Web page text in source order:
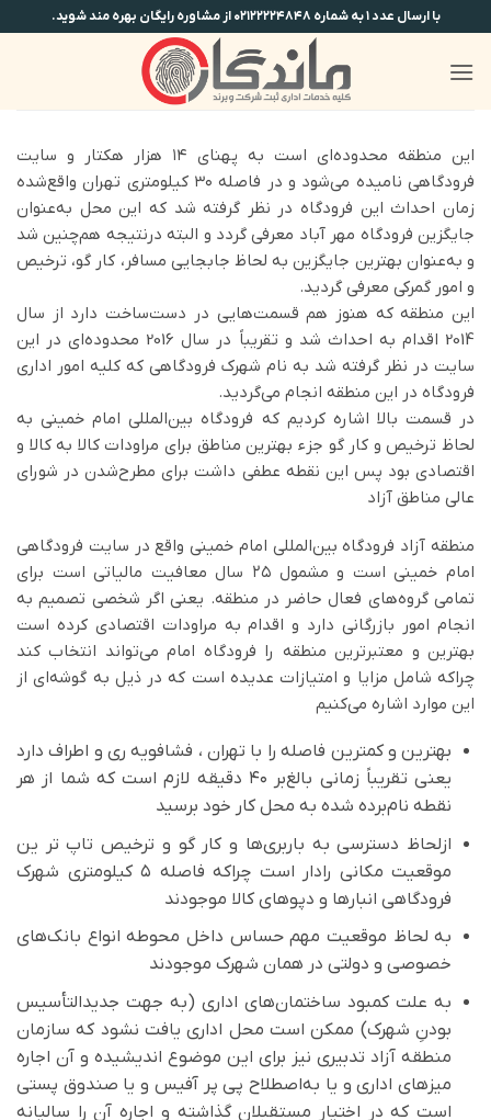
to
content
با ارسال عدد ۱ به شماره ۰۲۱۲۲۲۲۴۸۴۸ از مشاوره رایگان بهره مند شوید.
این منطقه محدوده‌ای است به پهنای ۱۴ هزار هکتار و سایت
فرودگاهی نامیده می‌شود و در فاصله ۳۰ کیلومتری تهران واقع‌شده
زمان احداث این فرودگاه در نظر گرفته شد که این محل به‌عنوان
جایگزین فرودگاه مهر آباد معرفی گردد و البته درنتیجه هم‌چنین شد
و به‌عنوان بهترین جایگزین به لحاظ جابجایی مسافر، کار گو، ترخیص
و امور گمرکی معرفی گردید.
این منطقه که هنوز هم قسمت‌هایی در دست‌ساخت دارد از سال
2014 اقدام به احداث شد و تقریباً در سال 2016 محدوده‌ای در این
سایت در نظر گرفته شد به نام شهرک فرودگاهی که کلیه امور اداری
فرودگاه در این منطقه انجام می‌گردید.
در قسمت بالا اشاره کردیم که فرودگاه بین‌المللی امام خمینی به
لحاظ ترخیص و کار گو جزء بهترین مناطق برای مراودات کالا به کالا و
اقتصادی بود پس این نقطه عطفی داشت برای مطرح‌شدن در شورای
عالی مناطق آزاد
منطقه آزاد فرودگاه بین‌المللی امام خمینی واقع در سایت فرودگاهی
امام خمینی است و مشمول ۲۵ سال معافیت مالیاتی است برای
تمامی گروه‌های فعال حاضر در منطقه. یعنی اگر شخصی تصمیم به
انجام امور بازرگانی دارد و اقدام به مراودات اقتصادی کرده است
بهترین و معتبرترین منطقه را فرودگاه امام می‌تواند انتخاب کند
چراکه شامل مزایا و امتیازات عدیده است که در ذیل به گوشه‌ای از
این موارد اشاره می‌کنیم
بهترین و کمترین فاصله را با تهران ، فشافویه ری و اطراف دارد
یعنی تقریباً زمانی بالغ‌بر ۴۰ دقیقه لازم است که شما از هر
نقطه نام‌برده شده به محل کار خود برسید
ازلحاظ دسترسی به باربری‌ها و کار گو و ترخیص تاپ تر ین
موقعیت مکانی رادار است چراکه فاصله ۵ کیلومتری شهرک
فرودگاهی انبارها و دپوهای کالا موجودند
به لحاظ موقعیت مهم حساس داخل محوطه انواع بانک‌های
خصوصی و دولتی در همان شهرک موجودند
به علت کمبود ساختمان‌های اداری (به جهت جدیدالتأسیس
بودنِ شهرک) ممکن است محل اداری یافت نشود که سازمان
منطقه آزاد تدبیری نیز برای این موضوع اندیشیده و آن اجاره
میزهای اداری و یا به‌اصطلاح پی پر آفیس و یا صندوق پستی
است که در اختیار مستقبلان گذاشته و اجاره آن را سالیانه